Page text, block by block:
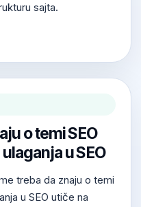
sajta.
o temi SEO
u SEO
treba da znaju o temi
u SEO utiče na